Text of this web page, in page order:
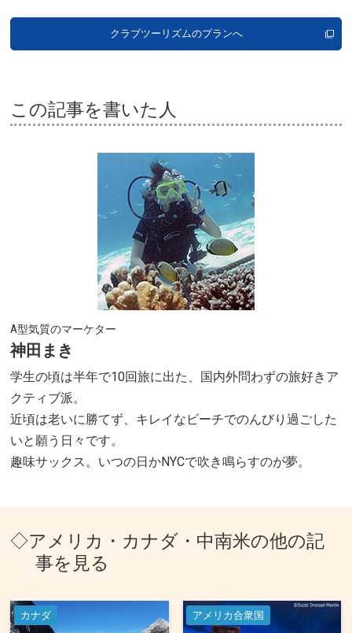
クラブツーリズムのプランへ
この記事を書いた人
A型気質のマーケター
神田まき
学生の頃は半年で10回旅に出た、国内外問わずの旅好きア
クティブ派。
近頃は老いに勝てず、キレイなビーチでのんびり過ごした
いと願う日々です。
趣味サックス。いつの日かNYCで吹き鳴らすのが夢。
◇アメリカ・カナダ・中南米の他の記
事を見る
カナダ アメリカ合衆国